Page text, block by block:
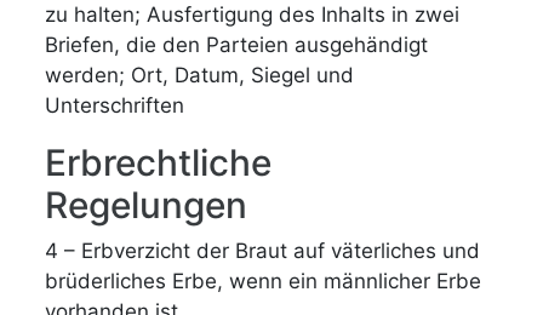
zu halten; Ausfertigung des Inhalts in zwei
Briefen, die den Parteien ausgehändigt
werden; Ort, Datum, Siegel und
Unterschriften
Erbrechtliche
Regelungen
4 – Erbverzicht der Braut auf väterliches und
brüderliches Erbe, wenn ein männlicher Erbe